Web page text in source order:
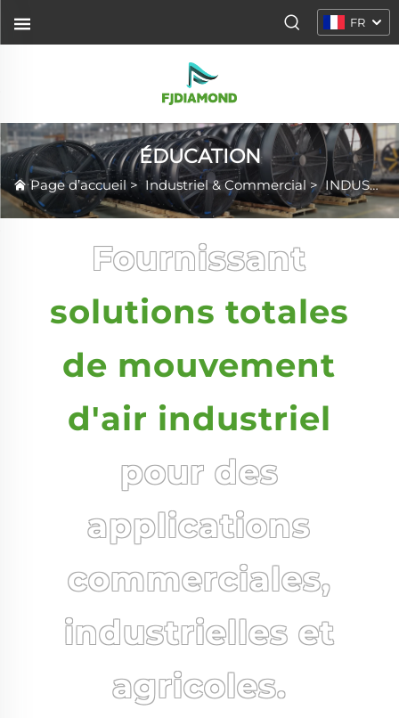
FR
ÉDUCATION
Page d’accueil> Industriel & Commercial>INDUSTRIES
Fournissant
solutions totales
de mouvement
d'air industriel
pour des
applications
commerciales,
industrielles et
agricoles.